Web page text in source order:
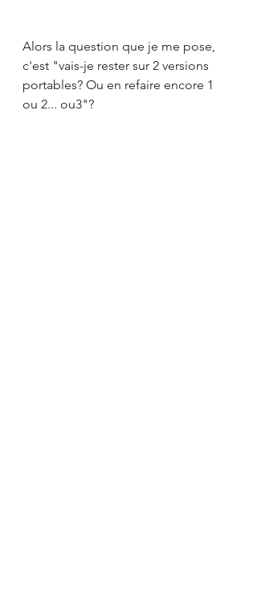
Alors la question que je me pose,
c'est "vais-je rester sur 2 versions
portables? Ou en refaire encore 1
ou 2... ou3"?